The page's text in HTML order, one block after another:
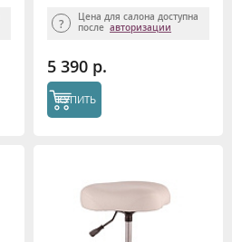
Цена для салона доступна
после авторизации
5 390 р.
КУПИТЬ